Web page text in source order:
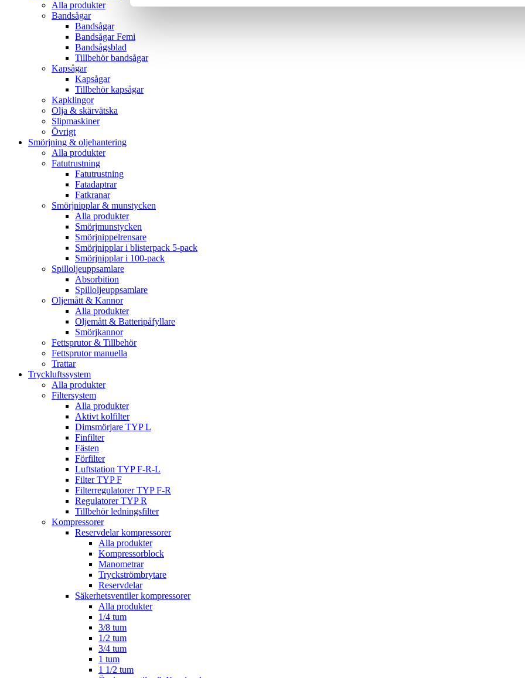
Alla produkter
Bandsågar
Bandsågar
Bandsågar Femi
Bandsågsblad
Tillbehör bandsågar
Kapsågar
Kapsågar
Tillbehör kapsågar
Kapklingor
Olja & skärvätska
Slipmaskiner
Övrigt
Smörjning & oljehantering
Alla produkter
Fatutrustning
Fatutrustning
Fatadaptrar
Fatkranar
Smörjnipplar & munstycken
Alla produkter
Smörjmunstycken
Smörjnippelrensare
Smörjnipplar i blisterpack 5-pack
Smörjnipplar i 100-pack
Spilloljeuppsamlare
Absorbition
Spilloljeuppsamlare
Oljemått & Kannor
Alla produkter
Oljemått & Batteripåfyllare
Smörjkannor
Fettsprutor & Tillbehör
Fettsprutor manuella
Trattar
Tryckluftssystem
Alla produkter
Filtersystem
Alla produkter
Aktivt kolfilter
Dimsmörjare TYP L
Finfilter
Fästen
Förfilter
Luftstation TYP F-R-L
Filter TYP F
Filterregulatorer TYP F-R
Regulatorer TYP R
Tillbehör ledningsfilter
Kompressorer
Reservdelar kompressorer
Alla produkter
Kompressorblock
Manometrar
Tryckströmbrytare
Reservdelar
Säkerhetsventiler kompressorer
Alla produkter
1/4 tum
3/8 tum
1/2 tum
3/4 tum
1 tum
1 1/2 tum